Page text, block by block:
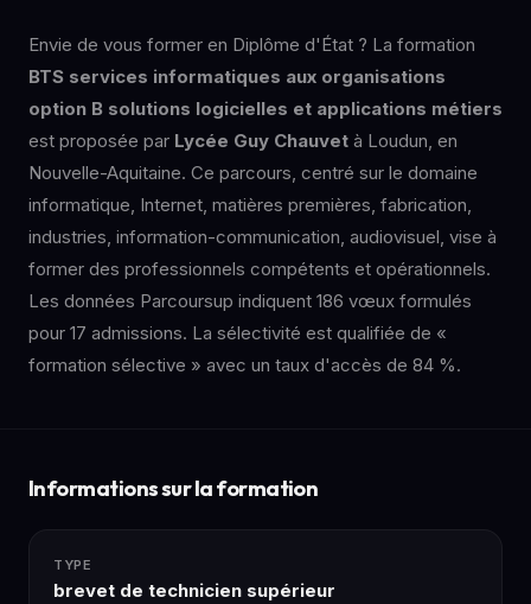
Envie de vous former en Diplôme d'État ? La formation
BTS services informatiques aux organisations
option B solutions logicielles et applications métiers
est proposée par Lycée Guy Chauvet à Loudun, en
Nouvelle-Aquitaine. Ce parcours, centré sur le domaine
informatique, Internet, matières premières, fabrication,
industries, information-communication, audiovisuel, vise à
former des professionnels compétents et opérationnels.
Les données Parcoursup indiquent 186 vœux formulés
pour 17 admissions. La sélectivité est qualifiée de «
formation sélective » avec un taux d'accès de 84 %.
Informations sur la formation
TYPE
brevet de technicien supérieur